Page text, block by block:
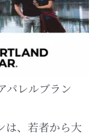
パレルブラン
は、若者から大